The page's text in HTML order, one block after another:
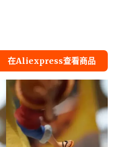
在Aliexpress查看商品